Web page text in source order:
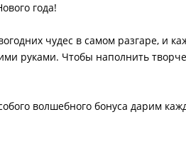
года!
чудес в самом разгаре, и
руками. Чтобы наполнить
волшебного бонуса дарим